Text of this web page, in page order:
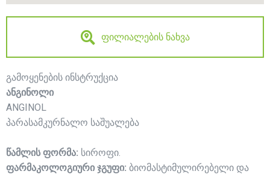
ფილიალების ნახვა
გამოყენების ინსტრუქცია
ანგინოლი
ANGINOL
პარასამკურნალო საშუალება
წამლის ფორმა: სიროფი.
ფარმაკოლოგიური ჯგუფი: ბიომასტიმულირებელი და